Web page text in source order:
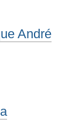
André